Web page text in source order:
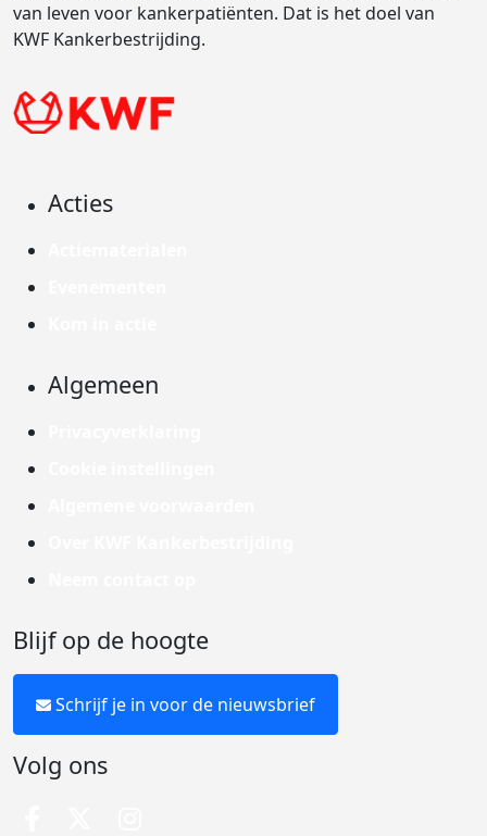
van leven voor kankerpatiënten. Dat is het doel van
KWF Kankerbestrijding.
Acties
Algemeen
Blijf op de hoogte
Schrijf je in voor de nieuwsbrief
Volg ons